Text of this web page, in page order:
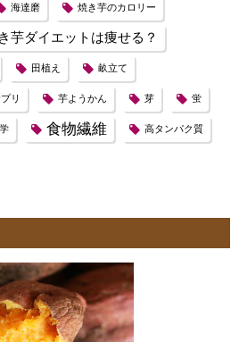
海達磨 焼き芋のカロリー
芋ダイエットは痩せる？
田植え 畝立て
リ 芋ようかん 芽 蛍
食物繊維 高タンパク質